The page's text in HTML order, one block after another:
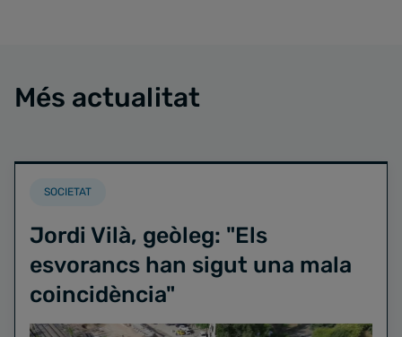
Més actualitat
SOCIETAT
Jordi Vilà, geòleg: "Els
esvorancs han sigut una mala
coincidència"